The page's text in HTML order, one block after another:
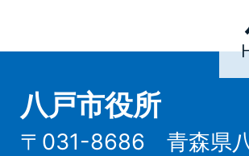
八戸市役所
〒031-8686 青森県八